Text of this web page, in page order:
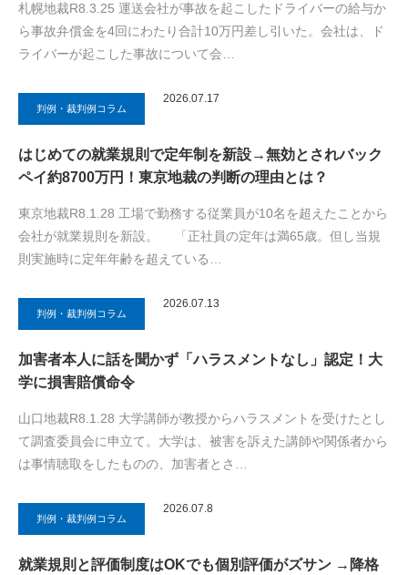
札幌地裁R8.3.25 運送会社が事故を起こしたドライバーの給与か
ら事故弁償金を4回にわたり合計10万円差し引いた。会社は、ド
ライバーが起こした事故について会…
判例・裁判例コラム
2026.07.17
はじめての就業規則で定年制を新設→無効とされバック
ペイ約8700万円！東京地裁の判断の理由とは？
東京地裁R8.1.28 工場で勤務する従業員が10名を超えたことから
会社が就業規則を新設。 「正社員の定年は満65歳。但し当規
則実施時に定年年齢を超えている…
判例・裁判例コラム
2026.07.13
加害者本人に話を聞かず「ハラスメントなし」認定！大
学に損害賠償命令
山口地裁R8.1.28 大学講師が教授からハラスメントを受けたとし
て調査委員会に申立て。大学は、被害を訴えた講師や関係者から
は事情聴取をしたものの、加害者とさ…
判例・裁判例コラム
2026.07.8
就業規則と評価制度はOKでも個別評価がズサン →降格